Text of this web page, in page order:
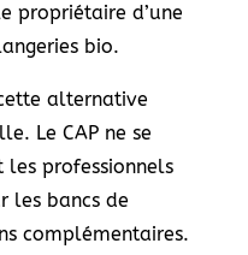
propriétaire d’une
bio.
alternative
Le CAP ne se
professionnels
les bancs de
complémentaires.